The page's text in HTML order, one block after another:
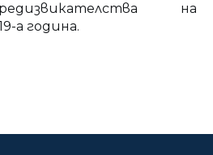
на
а година.